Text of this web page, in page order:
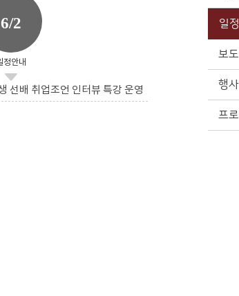
일
보
행
프
6/2
정안내
선배 취업조언 인터뷰 특강 운영